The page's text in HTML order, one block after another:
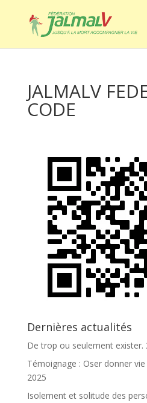
JALMALV
CODE
Dernières actualités
De trop ou seulement exister.
Témoignage : Oser donner
2025
Isolement et solitude des